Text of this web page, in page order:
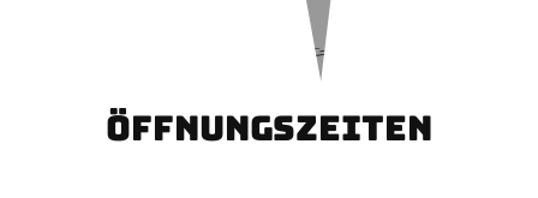
Öffnungszeiten